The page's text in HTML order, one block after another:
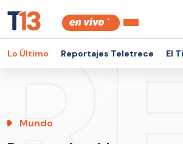
Lo Último Reportajes Teletrece El
Mundo